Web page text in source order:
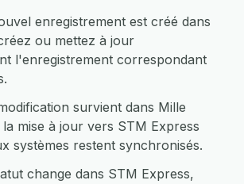
enregistrement est créé dans
ou mettez à jour
l'enregistrement correspondant
survient dans Mille
mise à jour vers STM Express
systèmes restent synchronisés.
change dans STM Express,